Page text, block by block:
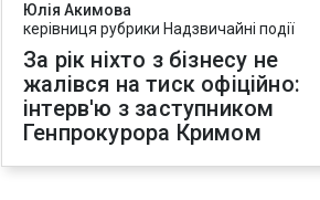
Юлія Акимова
керівниця рубрики Надзвичайні події
За рік ніхто з бізнесу не
жалівся на тиск офіційно:
інтерв'ю з заступником
Генпрокурора Кримом